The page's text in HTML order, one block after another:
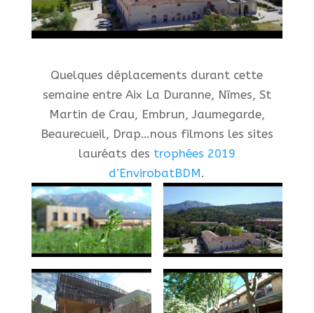
Quelques déplacements durant cette
semaine entre Aix La Duranne, Nîmes, St
Martin de Crau, Embrun, Jaumegarde,
Beaurecueil, Drap…nous filmons les sites
lauréats des trophées 2019
d’EnvirobatBDM.